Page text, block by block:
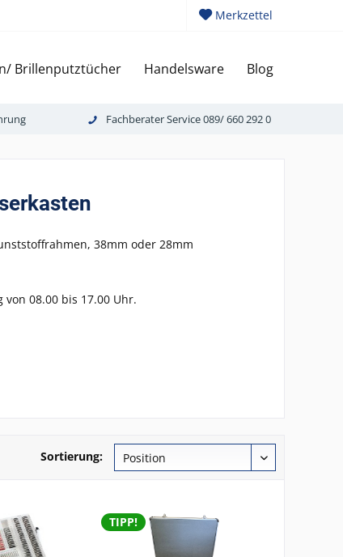
Merkzettel
Brillenputztücher Handelsware Blog
Fachberater Service 089/ 660 292 0
38mm oder 28mm
08.00 bis 17.00 Uhr.
Sortierung:
TIPP!